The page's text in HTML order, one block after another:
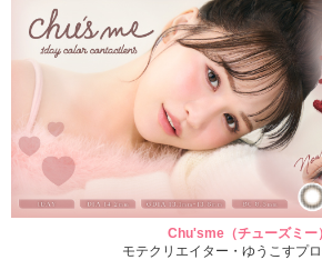
Chu'sme（チューズミー）
モテクリエイター・ゆうこすプ